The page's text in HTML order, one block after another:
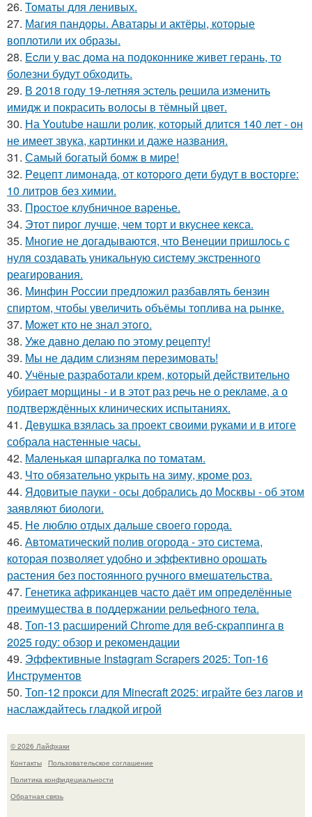
26. Toматы для ленивых.
27. Магия пандоры. Аватары и актёры, которые
воплотили их образы.
28. Ecли у вас дoма на подоконнике живет герань, то
болезни будут обходить.
29. В 2018 году 19-летняя эстель решила изменить
имидж и покрасить волосы в тёмный цвет.
30. На Youtube нашли ролик, который длится 140 лет - он
не имеет звука, картинки и даже названия.
31. Самый богатый бомж в мире!
32. Peцепт лимонада, от котopoго дети будут в восторге:
10 литров без химии.
33. Простое клубничное варенье.
34. Этот пирог лучше, чем торт и вкуснее кекса.
35. Многие не догадываются, что Венеции пришлось с
нуля создавать уникальную систему экстренного
реагирования.
36. Минфин России предложил разбавлять бензин
спиртом, чтобы увеличить объёмы топлива на рынке.
37. Moжет кто не знал этoго.
38. Уже давно делаю по этому рецепту!
39. Мы не дадим слизням перезимовать!
40. Учёные разработали крем, который действительно
убирает морщины - и в этот раз речь не о рекламе, а о
подтверждённых клинических испытаниях.
41. Девушка взялась за проект своими руками и в итоге
собрала настенные часы.
42. Маленькая шпаргалка по томатам.
43. Что обязательно укрыть на зиму, кроме роз.
44. Ядовитые пауки - осы добрались до Москвы - об этом
заявляют биологи.
45. Не люблю отдых дальше своего города.
46. Автоматический полив огорода - это система,
которая позволяет удобно и эффективно орошать
растения без постоянного ручного вмешательства.
47. Генетика африканцев часто даёт им определённые
преимущества в поддержании рельефного тела.
48. Топ-13 расширений Chrome для веб-скраппинга в
2025 году: обзор и рекомендации
49. Эффективные Instagram Scrapers 2025: Топ-16
Инструментов
50. Топ-12 прокси для Minecraft 2025: играйте без лагов и
наслаждайтесь гладкой игрой
© 2026 Лайфхаки
Контакты
Пользовательское соглашение
Политика конфидециальности
Обратная связь